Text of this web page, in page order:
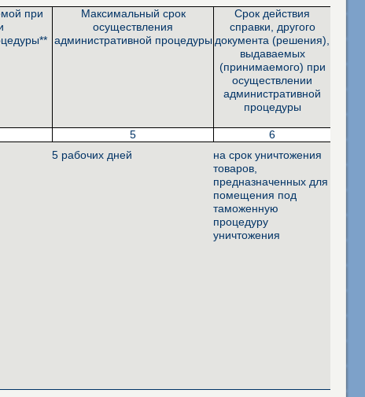
при
Максимальный срок
осуществления
административной процедуры
Срок действия
справки, другого
документа (решения),
выдаваемых
(принимаемого) при
осуществлении
административной
процедуры
5 6
5 рабочих дней
на срок уничтожения
товаров,
предназначенных для
помещения под
таможенную
процедуру
уничтожения